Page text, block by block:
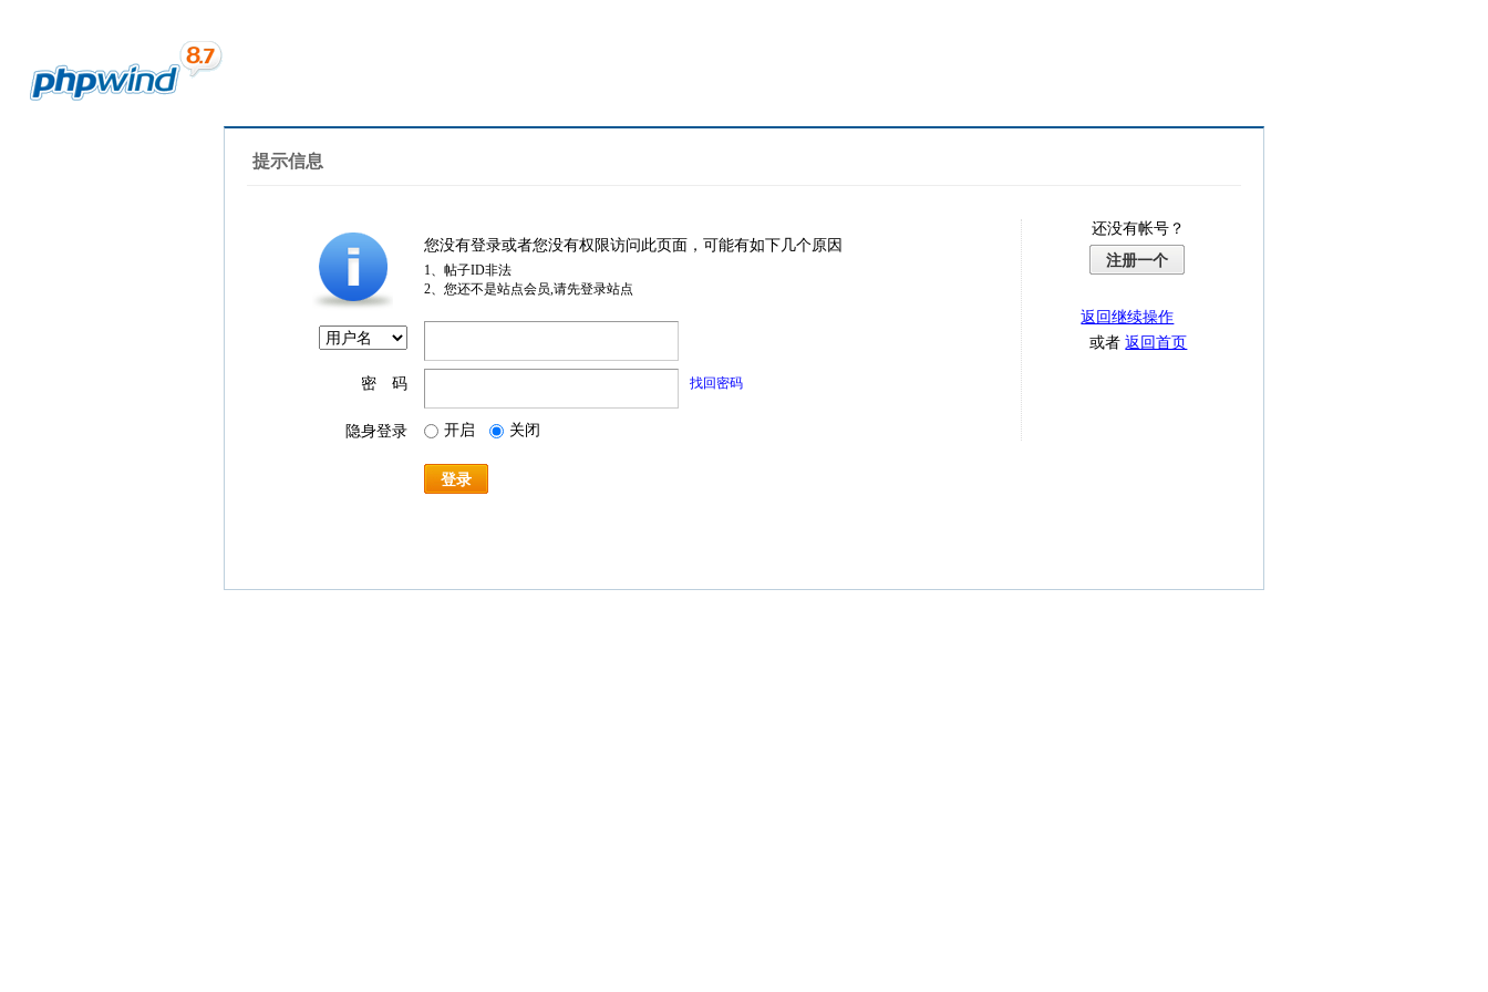
提示信息
您没有登录或者您没有权限访问此页面，可能有如下几个原因
1、帖子ID非法
2、您还不是站点会员,请先登录站点
密 码 找回密码
隐身登录 开启 关闭
登录
还没有帐号？
注册一个
返回继续操作
或者返回首页